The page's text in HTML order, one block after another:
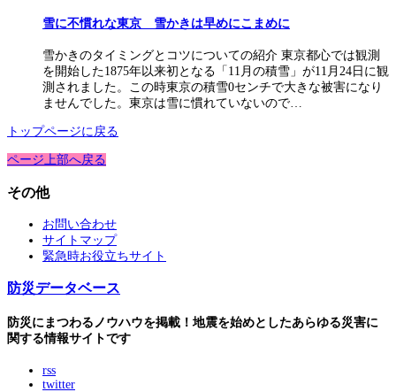
雪に不慣れな東京 雪かきは早めにこまめに
雪かきのタイミングとコツについての紹介 東京都心では観測
を開始した1875年以来初となる「11月の積雪」が11月24日に観
測されました。この時東京の積雪0センチで大きな被害になり
ませんでした。東京は雪に慣れていないので…
トップページに戻る
ページ上部へ戻る
その他
お問い合わせ
サイトマップ
緊急時お役立ちサイト
防災データベース
防災にまつわるノウハウを掲載！地震を始めとしたあらゆる災害に
関する情報サイトです
rss
twitter